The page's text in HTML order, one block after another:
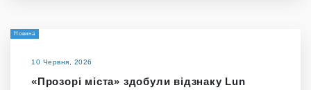
Новина
10 Червня, 2026
«Прозорі міста» здобули відзнаку Lun